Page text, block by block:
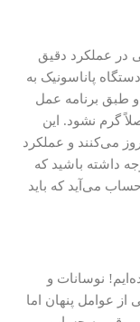
در عملکرد دقیق
پاناسونیک به
طبق برنامه عمل
گرم نشود. این
می‌کنند و عملکرد
داشته باشید که
می‌آید که باید
نوسانات و
عوامل پنهان اما